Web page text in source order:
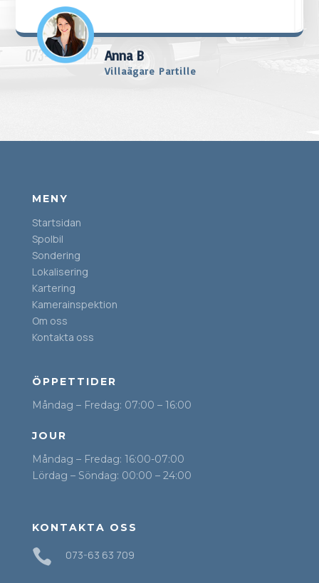
Anna B
Villaägare Partille
MENY
Startsidan
Spolbil
Sondering
Lokalisering
Kartering
Kamerainspektion
Om oss
Kontakta oss
ÖPPETTIDER
Måndag – Fredag: 07:00 – 16:00
JOUR
Måndag – Fredag: 16:00-07:00
Lördag – Söndag: 00:00 – 24:00
KONTAKTA OSS
 073-63 63 709